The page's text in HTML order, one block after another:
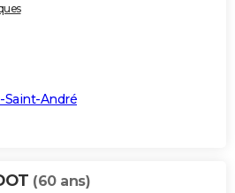
Saint-André
(60 ans)